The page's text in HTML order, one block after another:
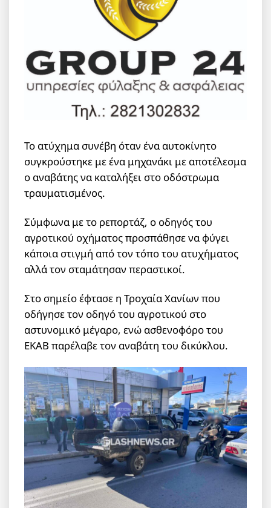
Το ατύχημα συνέβη όταν ένα αυτοκίνητο
συγκρούστηκε με ένα μηχανάκι με αποτέλεσμα
ο αναβάτης να καταλήξει στο οδόστρωμα
τραυματισμένος.
Σύμφωνα με το ρεπορτάζ, ο οδηγός του
αγροτικού οχήματος προσπάθησε να φύγει
κάποια στιγμή από τον τόπο του ατυχήματος
αλλά τον σταμάτησαν περαστικοί.
Στο σημείο έφτασε η Τροχαία Χανίων που
οδήγησε τον οδηγό του αγροτικού στο
αστυνομικό μέγαρο, ενώ ασθενοφόρο του
ΕΚΑΒ παρέλαβε τον αναβάτη του δικύκλου.